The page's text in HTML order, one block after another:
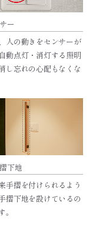
ー
人の動きをセンサーが
動点灯・消灯する照明
し忘れの心配もなくな
下地
手摺を付けられるよう
摺下地を設けているの